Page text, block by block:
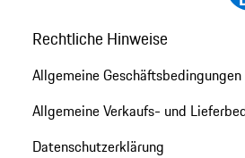
Rechtliche Hinweise
Allgemeine Geschäftsbedingungen
Allgemeine Verkaufs- und
Datenschutzerklärung